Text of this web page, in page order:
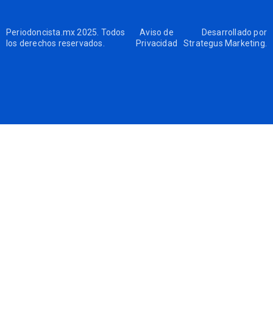
Periodoncista.mx 2025. Todos
los derechos reservados.
Aviso de
Privacidad
Desarrollado por
Strategus Marketing